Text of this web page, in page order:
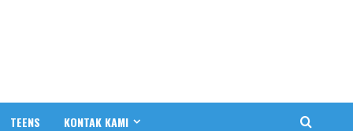
TEENS KONTAK KAMI